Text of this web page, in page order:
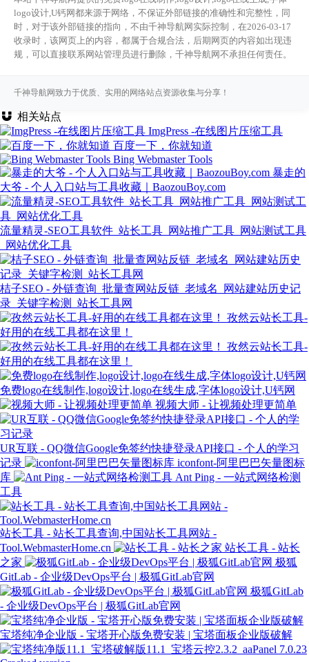
logo设计,U钙网都来源于网络，不保证外部链接的准确性和完整性，同
时，对于该外部链接的指向，不由千神导航网实际控制，在2026-03-17
收录时，该网页上的内容，都属于合规合法，后期网页的内容如出现违
规，可以直接联系网站管理员进行删除，千神导航网不承担任何责任。
千神导航网致力于优质、实用的网络站点资源收集与分享！
相关站点
ImgPress -在线图片压缩工具
百度一下，你就知道
Bing Webmaster Tools
暴走的
大爷 - 个人入口站与工具收藏｜BaozouBoy.com
流量精灵-SEO工具软件_站长工具_网站推广工具_网站测试工具
_网站优化工具
桔子SEO - 外链查询_批量查网站反链_老域名_网站建站历史记
录_关键字检测_站长工具网
孜然云站长工具-
好用的在线工具都在这里！
孜然云站长工具-
好用的在线工具都在这里！
免费logo在线制作,logo设计,logo在线生成,字体logo设计,U钙网
视频大师 - 让视频处理更简单
UR互联 - QQ微信Google免签约快捷登录API接口 - 个人的学习
记录
iconfont-阿里巴巴矢量图标
库
Ant Ping - 一站式网络检测
工具
站长工具 - 站长工具查询,中国站长工具网站 -
Tool.WebmasterHome.cn
站长工具 - 站长
之家
极狐
GitLab - 企业级DevOps平台 | 极狐GitLab官网
极狐GitLab
- 企业级DevOps平台 | 极狐GitLab官网
宝塔纯净企业版 - 宝塔开心版免费安装 | 宝塔面板企业版破解